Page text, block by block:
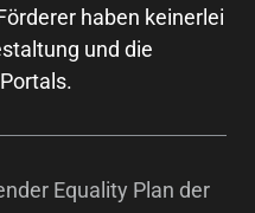
haben keinerlei
und die
Equality Plan der